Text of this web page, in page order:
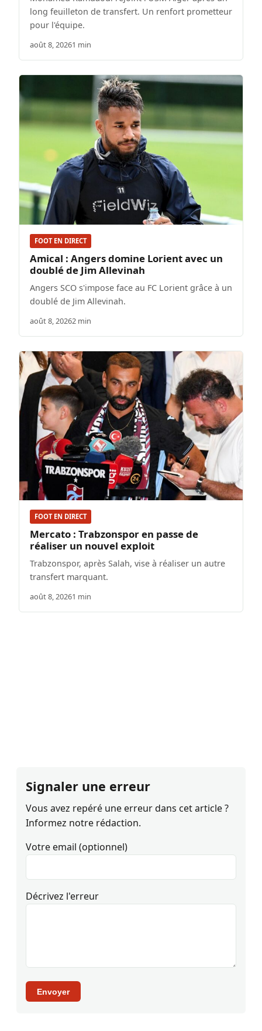
long feuilleton de transfert. Un renfort prometteur
pour l'équipe.
août 8, 20261 min
FOOT EN DIRECT
Amical : Angers domine Lorient avec un
doublé de Jim Allevinah
Angers SCO s'impose face au FC Lorient grâce à un
doublé de Jim Allevinah.
août 8, 20262 min
FOOT EN DIRECT
Mercato : Trabzonspor en passe de
réaliser un nouvel exploit
Trabzonspor, après Salah, vise à réaliser un autre
transfert marquant.
août 8, 20261 min
Signaler une erreur
Vous avez repéré une erreur dans cet article ?
Informez notre rédaction.
Votre email (optionnel)
Décrivez l'erreur
Envoyer